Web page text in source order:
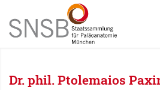
Dr. phil. Ptolemaios